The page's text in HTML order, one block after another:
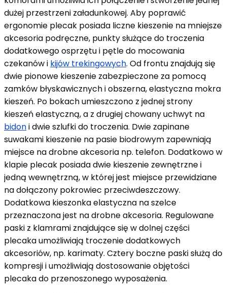
dużej przestrzeni załadunkowej. Aby poprawić
ergonomie plecak posiada liczne kieszenie na mniejsze
akcesoria podręczne, punkty służące do troczenia
dodatkowego osprzętu i pętle do mocowania
czekanów i kijów trekingowych. Od frontu znajdują się
dwie pionowe kieszenie zabezpieczone za pomocą
zamków błyskawicznych i obszerna, elastyczna mokra
kieszeń. Po bokach umieszczono z jednej strony
kieszeń elastyczną, a z drugiej chowany uchwyt na
bidoni dwie szlufki do troczenia. Dwie zapinane
suwakami kieszenie na pasie biodrowym zapewniają
miejsce na drobne akcesoria np. telefon. Dodatkowo w
klapie plecak posiada dwie kieszenie zewnętrzne i
jedną wewnętrzną, w której jest miejsce przewidziane
na dołączony pokrowiec przeciwdeszczowy.
Dodatkowa kieszonka elastyczna na szelce
przeznaczona jest na drobne akcesoria. Regulowane
paski z klamrami znajdujące się w dolnej części
plecaka umożliwiają troczenie dodatkowych
akcesoriów, np. karimaty. Cztery boczne paski służą do
kompresji i umożliwiają dostosowanie objętości
plecaka do przenoszonego wyposażenia.